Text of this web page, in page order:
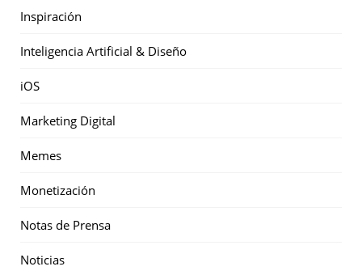
Inspiración
Inteligencia Artificial & Diseño
iOS
Marketing Digital
Memes
Monetización
Notas de Prensa
Noticias